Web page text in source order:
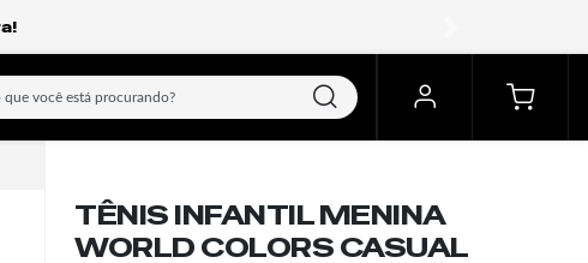
TÊNIS INFANTIL MENINA
WORLD COLORS CASUAL